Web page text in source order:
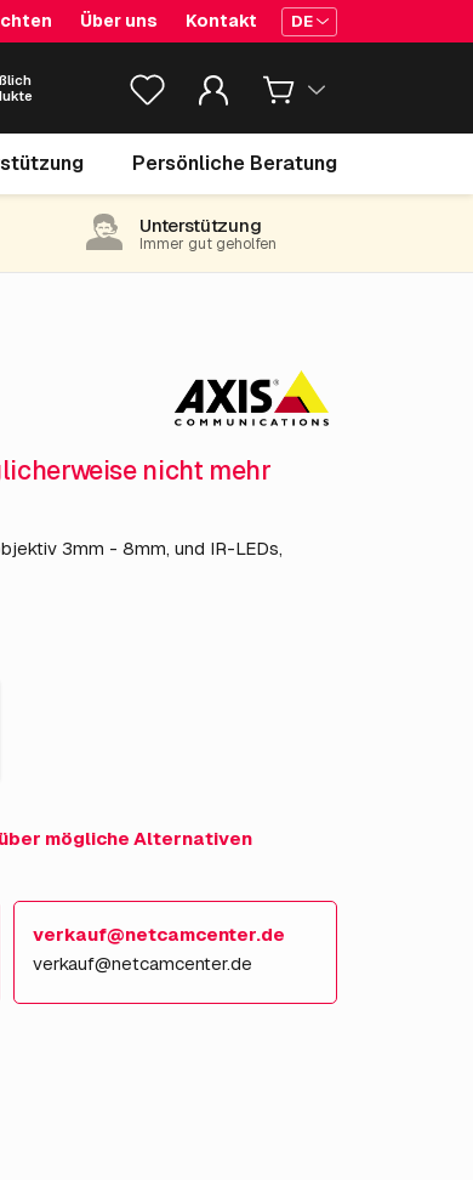
Über uns Kontakt DE
Persönliche Beratung
854.05 €
Unterstützung
Immer gut geholfen
nicht mehr
3mm - 8mm, und IR-LEDs,
mögliche Alternativen
verkauf@netcamcenter.de
verkauf@netcamcenter.de